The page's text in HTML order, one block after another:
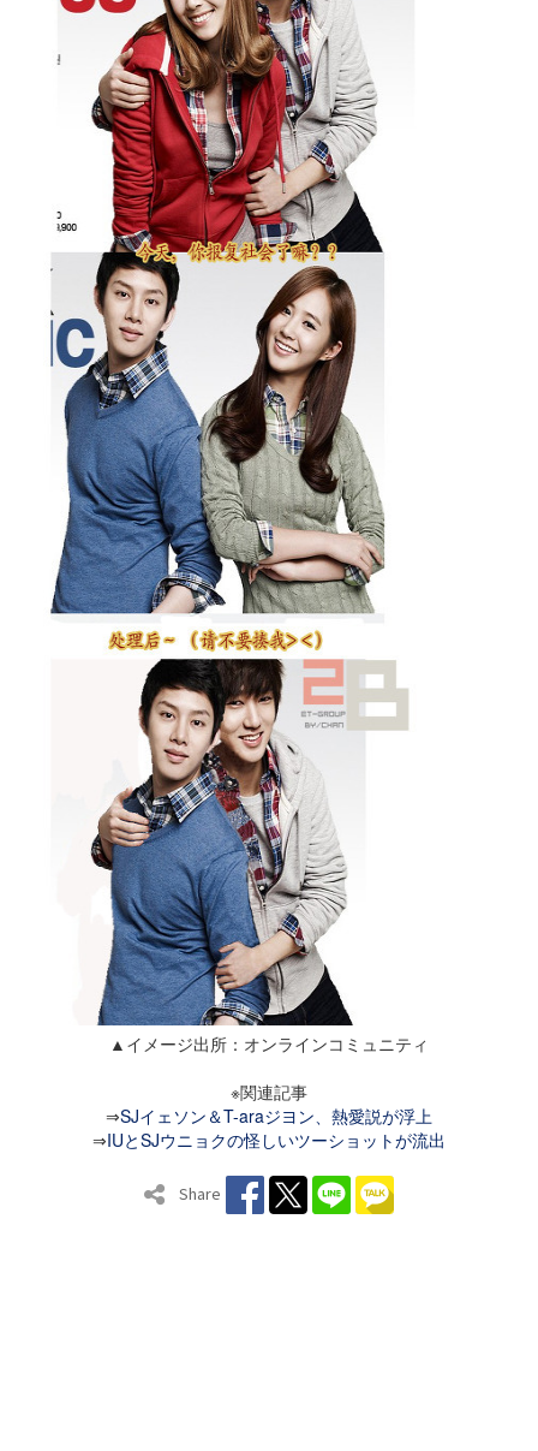
▲イメージ出所：オンラインコミュニティ
※関連記事
⇒SJイェソン＆T-araジヨン、熱愛説が浮上
⇒IUとSJウニョクの怪しいツーショットが流出
Share